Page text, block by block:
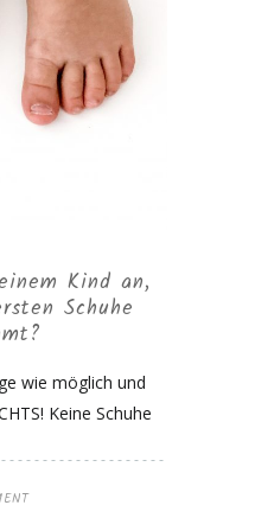
Kind an,
Schuhe
wie möglich und
Keine Schuhe